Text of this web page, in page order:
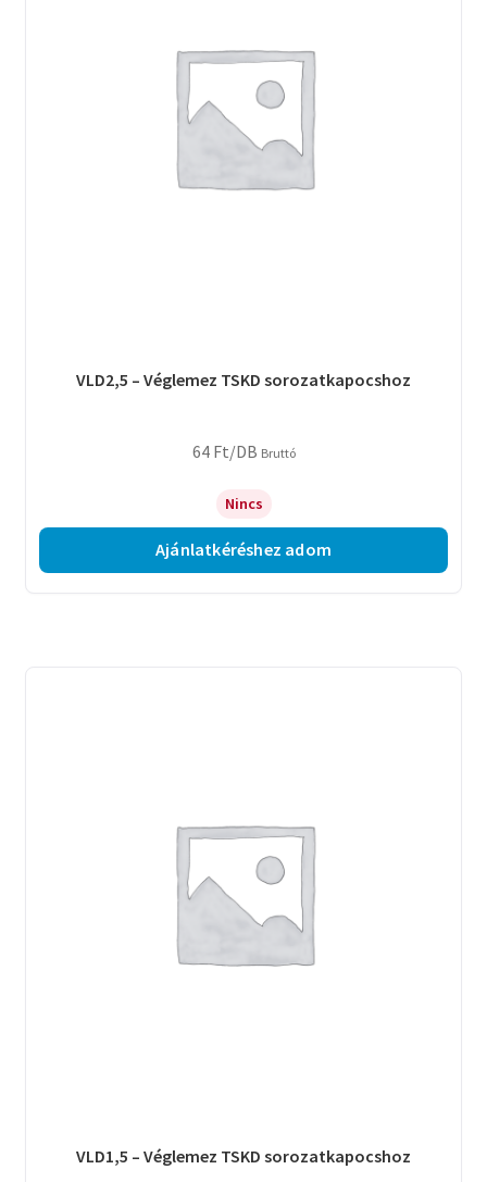
VLD2,5 – Véglemez TSKD sorozatkapocshoz
64 Ft/DB Bruttó
Nincs
Ajánlatkéréshez adom
VLD1,5 – Véglemez TSKD sorozatkapocshoz